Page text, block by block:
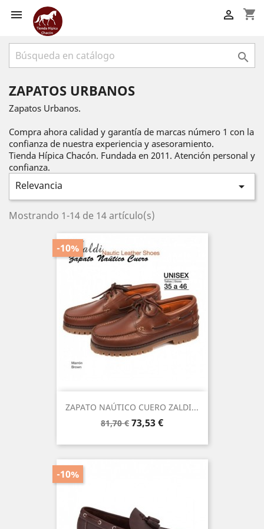
 shopping_cart


ZAPATOS URBANOS
Zapatos Urbanos.
Compra ahora calidad y garantía de marcas número 1 con la
confianza de nuestra experiencia y asesoramiento.
Tienda Hípica Chacón. Fundada en 2011. Atención personal y
confianza.
Relevancia 
Mostrando 1-14 de 14 artículo(s)
ZAPATO NAÚTICO CUERO ZALDI...
Precio
81,70 €
-10%
Precio
73,53 €
-10%